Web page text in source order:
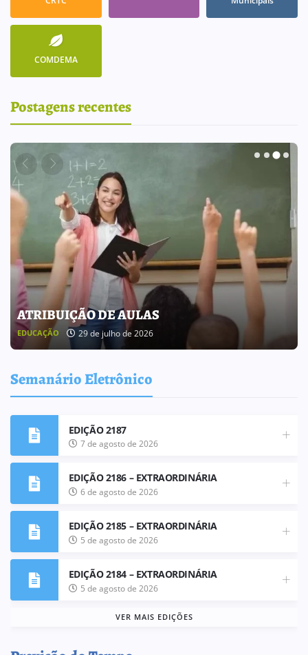
COMDEMA
Postagens recentes
BOLETIM INFORMATIVO 238
BOLETIM INFORMATIVO 25 de julho de 2026
Semanário Eletrônico
EDIÇÃO 2187
7 de agosto de 2026
EDIÇÃO 2186 – EXTRAORDINÁRIA
6 de agosto de 2026
EDIÇÃO 2185 – EXTRAORDINÁRIA
5 de agosto de 2026
EDIÇÃO 2184 – EXTRAORDINÁRIA
5 de agosto de 2026
VER MAIS EDIÇÕES